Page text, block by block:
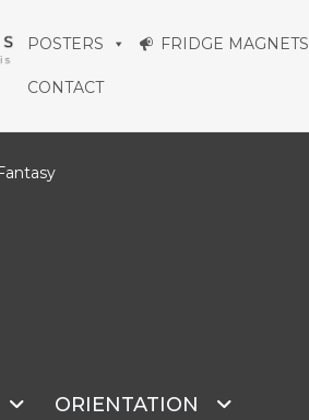
POSTERS FRIDGE MAGNETS
CONTACT
ORIENTATION